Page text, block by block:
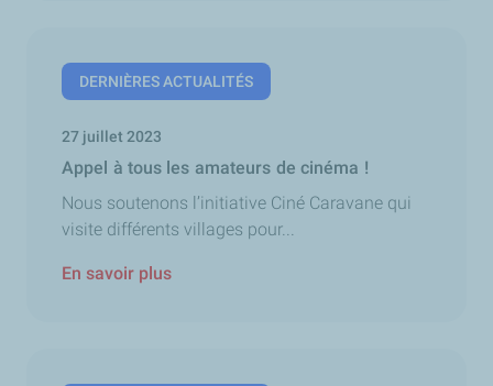
DERNIÈRES ACTUALITÉS
27 juillet 2023
Appel à tous les amateurs de cinéma !
Nous soutenons l’initiative Ciné Caravane qui
visite différents villages pour...
En savoir plus